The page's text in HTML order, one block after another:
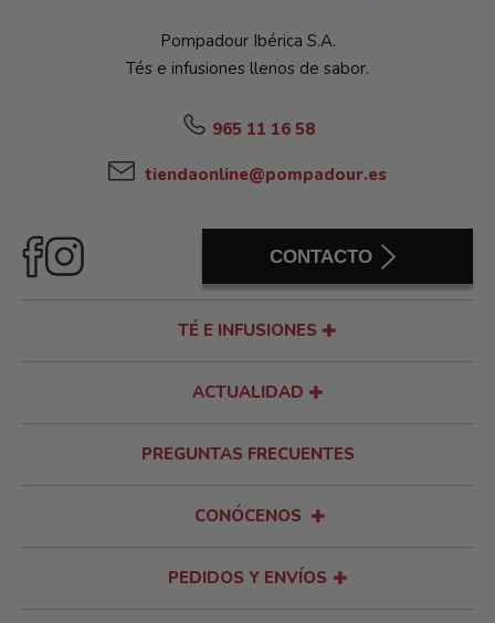
Pompadour Ibérica S.A.
Tés e infusiones llenos de sabor.
965 11 16 58
tiendaonline@pompadour.es
CONTACTO
TÉ E INFUSIONES
ACTUALIDAD
PREGUNTAS FRECUENTES
CONÓCENOS
PEDIDOS Y ENVÍOS